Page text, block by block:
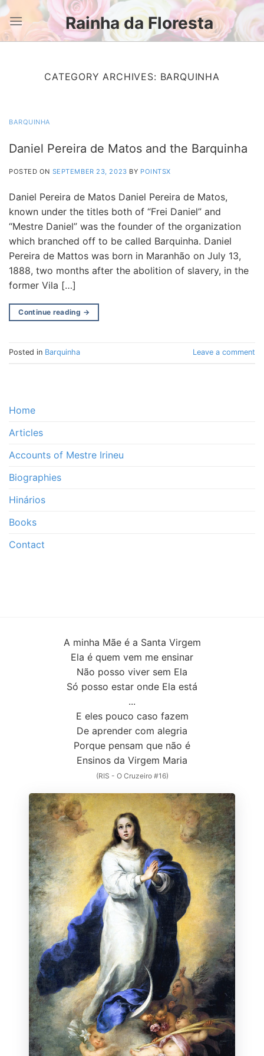
Skip
to
content
Rainha da Floresta
CATEGORY ARCHIVES: BARQUINHA
Home
Articles
Accounts of Mestre Irineu
Biographies
Hinários
Books
Contact
BARQUINHA
Daniel Pereira de Matos and the Barquinha
POSTED ON SEPTEMBER 23, 2023 BY POINTSX
Daniel Pereira de Matos Daniel Pereira de Matos,
known under the titles both of “Frei Daniel” and
“Mestre Daniel” was the founder of the organization
which branched off to be called Barquinha. Daniel
Pereira de Mattos was born in Maranhão on July 13,
1888, two months after the abolition of slavery, in the
former Vila […]
Continue reading →
Posted in Barquinha Leave a comment
A minha Mãe é a Santa Virgem
Ela é quem vem me ensinar
Não posso viver sem Ela
Só posso estar onde Ela está
...
E eles pouco caso fazem
De aprender com alegria
Porque pensam que não é
Ensinos da Virgem Maria
(RIS - O Cruzeiro #16)